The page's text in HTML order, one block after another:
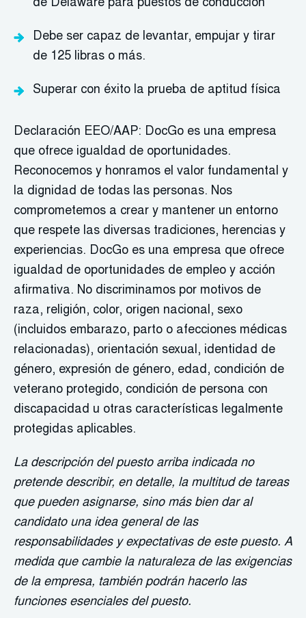
de Delaware para puestos de conducción
Debe ser capaz de levantar, empujar y tirar
de 125 libras o más.
Superar con éxito la prueba de aptitud física
Declaración EEO/AAP: DocGo es una empresa
que ofrece igualdad de oportunidades.
Reconocemos y honramos el valor fundamental y
la dignidad de todas las personas. Nos
comprometemos a crear y mantener un entorno
que respete las diversas tradiciones, herencias y
experiencias. DocGo es una empresa que ofrece
igualdad de oportunidades de empleo y acción
afirmativa. No discriminamos por motivos de
raza, religión, color, origen nacional, sexo
(incluidos embarazo, parto o afecciones médicas
relacionadas), orientación sexual, identidad de
género, expresión de género, edad, condición de
veterano protegido, condición de persona con
discapacidad u otras características legalmente
protegidas aplicables.
La descripción del puesto arriba indicada no
pretende describir, en detalle, la multitud de tareas
que pueden asignarse, sino más bien dar al
candidato una idea general de las
responsabilidades y expectativas de este puesto. A
medida que cambie la naturaleza de las exigencias
de la empresa, también podrán hacerlo las
funciones esenciales del puesto.